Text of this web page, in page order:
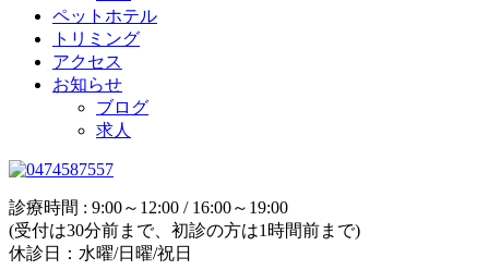
ペットホテル
トリミング
アクセス
お知らせ
ブログ
求人
診療時間 : 9:00～12:00 / 16:00～19:00
(受付は30分前まで、初診の方は1時間前まで)
休診日：水曜/日曜/祝日